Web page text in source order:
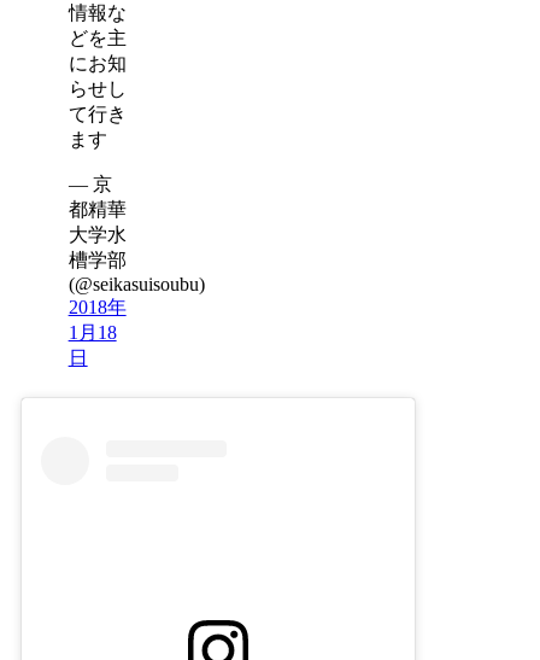
情報な
どを主
にお知
らせし
て行き
ます
— 京
都精華
大学水
槽学部
(@seikasuisoubu)
2018年
1月18
日